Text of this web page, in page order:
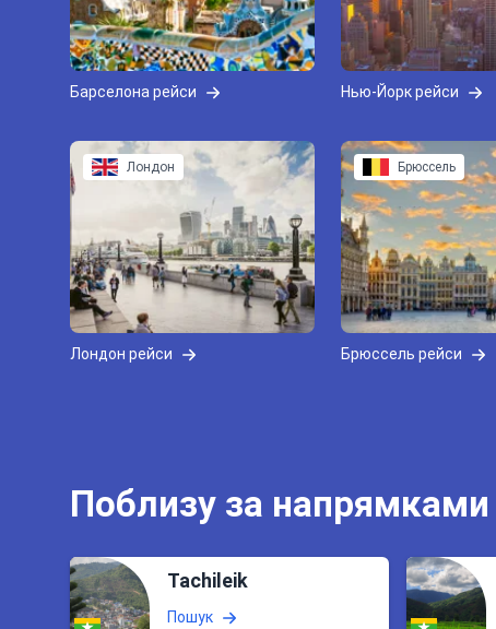
Барселона рейси Нью-Йорк рейси
Лондон
Лондон рейси
Брюссель
Брюссель рейси
Поблизу за напрямками
Tachileik
Пошук